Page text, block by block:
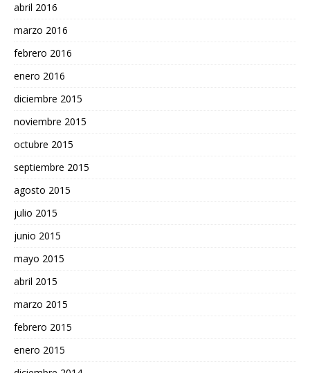
abril 2016
marzo 2016
febrero 2016
enero 2016
diciembre 2015
noviembre 2015
octubre 2015
septiembre 2015
agosto 2015
julio 2015
junio 2015
mayo 2015
abril 2015
marzo 2015
febrero 2015
enero 2015